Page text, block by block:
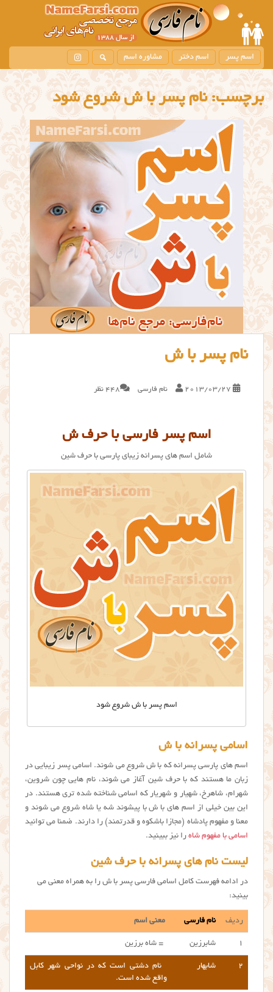
m
i
c
n
t
اسم پسر اسم دختر مشاوره اسم
برچسب:نام پسر با ش شروع شود
نام پسر با ش
2013/03/27 نام فارسی 448 نظر
اسم پسر فارسی با حرف ش
شامل اسم های پسرانه زیبای پارسی با حرف شین
اسم پسر با ش شروع شود
اسامی پسرانه با ش
اسم های پارسی پسرانه که با ش شروع می شوند. اسامی پسر زیبایی در
زبان ما هستند که با حرف شین آغاز می شوند، نام هایی چون شروین،
شهرام، شاهرخ، شهیار و شهریار که اسامی شناخته شده تری هستند. در
این بین خیلی از اسم های با ش با پیشوند شه یا شاه شروع می شوند و
معنا و مفهوم پادشاه (مجازا باشکوه و قدرتمند) را دارند. ضمنا می توانید
اسامی با مفهوم شاه را نیز ببینید.
لیست نام های پسرانه با حرف شین
در ادامه فهرست کامل اسامی فارسی پسر با ش را به همراه معنی می
بینید:
ردیف نام فارسی معنی اسم
۱ شابرزین = شاه برزین
۲ شابهار
نام دشتی است که در نواحی شهر کابل
واقع شده است.